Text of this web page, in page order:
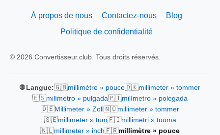
À propos de nous Contactez-nous
Blog
Politique de confidentialité
© 2026 Convertisseur.club. Tous droits réservés.
🌐 Langue:🇬🇧millimètre » pouce🇩🇰millimeter » tommer
🇪🇸milímetro » pulgada🇵🇹milímetro » polegada
🇩🇪Millimeter » Zoll 🇳🇴millimeter » tommer
🇸🇪millimeter » tum🇫🇮millimetri » tuuma
🇳🇱millimeter » inch🇫🇷millimètre » pouce